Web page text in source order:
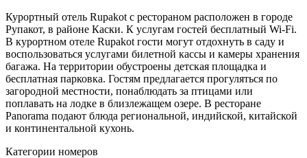
Курортный отель Rupakot с рестораном расположен в городе
Рупакот, в районе Каски. К услугам гостей бесплатный Wi-Fi.
В курортном отеле Rupakot гости могут отдохнуть в саду и
воспользоваться услугами билетной кассы и камеры хранения
багажа. На территории обустроены детская площадка и
бесплатная парковка. Гостям предлагается прогуляться по
загородной местности, понаблюдать за птицами или
поплавать на лодке в близлежащем озере. В ресторане
Panorama подают блюда региональной, индийской, китайской
и континентальной кухонь.
Категории номеров